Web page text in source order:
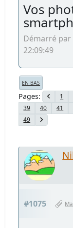
Vos
Démarré par
22:09:49
EN BAS
Pages 1
39
40 41
49
#1075